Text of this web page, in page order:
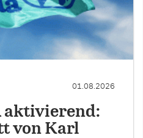
01.08.2026
aktivierend:
von Karl